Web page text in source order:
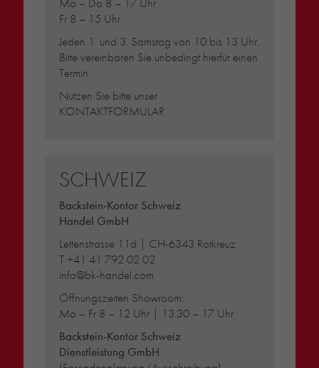
Fr 8 – 15 Uhr
Jeden 1. und 3. Samstag von 10 bis 13 Uhr.
Bitte vereinbaren Sie unbedingt hierfür einen
Termin.
Nutzen Sie bitte unser
KONTAKTFORMULAR
SCHWEIZ
Backstein-Kontor Schweiz
Handel GmbH
Lettenstrasse 11d | CH-6343 Rotkreuz
T+41 41 792 02 02
info@bk-handel.com
Öffnungszeiten Showroom:
Mo – Fr 8 – 12 Uhr | 13.30 – 17 Uhr
Backstein-Kontor Schweiz
Dienstleistung GmbH